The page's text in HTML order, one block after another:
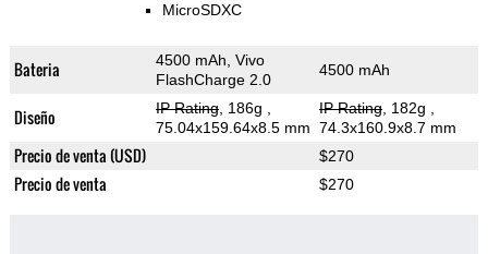
MicroSDXC
Bateria
4500 mAh, Vivo
FlashCharge 2.0
4500 mAh
Diseño IP Rating, 186g
75.04x159.64x8.5 mm
IP Rating, 182g
74.3x160.9x8.7 mm
Precio de venta (USD) $270
Precio de venta $270